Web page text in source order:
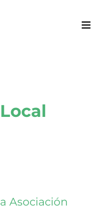
Asociación